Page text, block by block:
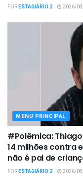
PORESTAGIÁRIO 2 2026/
MENU PRINCIPAL
#Polêmica:
14 milhões contra
não é pai de
PORESTAGIÁRIO 2 2026/